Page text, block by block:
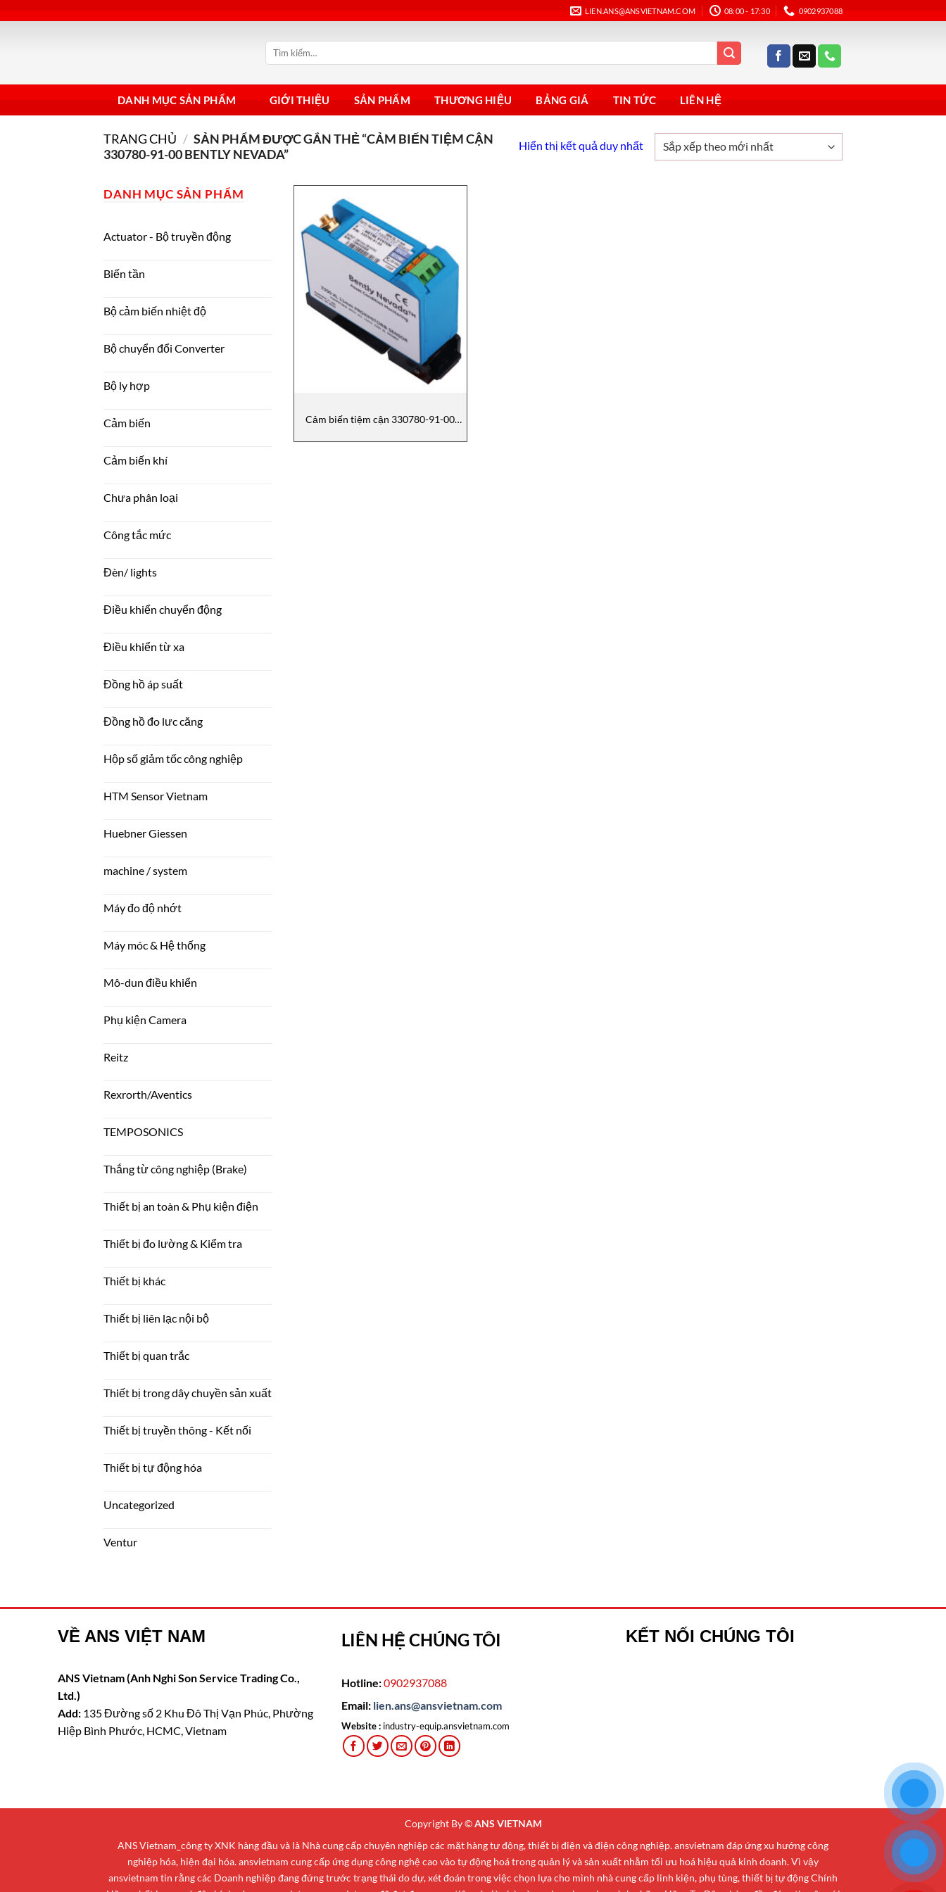
qua
LIEN.ANS@ANSVIETNAM.COM 08:00 - 17:30 0902937088
Tìm
kiếm:
DANH MỤC SẢN PHẨM GIỚI THIỆU SẢN PHẨM THƯƠNG HIỆU BẢNG GIÁ TIN TỨC LIÊN HỆ
TRANG CHỦ / SẢN PHẨM ĐƯỢC GẮN THẺ “CẢM BIẾN TIỆM CẬN
330780-91-00 BENTLY NEVADA”
Hiển thị kết quả duy nhất
DANH MỤC SẢN PHẨM
Actuator - Bộ truyền động
Biến tần
Bộ cảm biến nhiệt độ
Bộ chuyển đổi Converter
Bộ ly hợp
Cảm biến
Cảm biến khí
Chưa phân loại
Công tắc mức
Đèn/ lights
Điều khiển chuyển động
Điều khiển từ xa
Đồng hồ áp suất
Đồng hồ đo lưc căng
Hộp số giảm tốc công nghiệp
HTM Sensor Vietnam
Huebner Giessen
machine / system
Máy đo độ nhớt
Máy móc & Hệ thống
Mô-dun điều khiển
Phụ kiện Camera
Reitz
Rexrorth/Aventics
TEMPOSONICS
Thắng từ công nghiệp (Brake)
Thiết bị an toàn & Phụ kiện điện
Thiết bị đo lường & Kiểm tra
Thiết bị khác
Thiết bị liên lạc nội bộ
Thiết bị quan trắc
Thiết bị trong dây chuyền sản xuất
Thiết bị truyền thông - Kết nối
Thiết bị tự động hóa
Uncategorized
Ventur
Cảm biến tiệm cận 330780-91-00
VỀ ANS VIỆT NAM
ANS Vietnam (Anh Nghi Son Service Trading Co.,
Ltd.)
Add: 135 Đường số 2 Khu Đô Thị Vạn Phúc, Phường
Hiệp Bình Phước, HCMC, Vietnam
LIÊN HỆ CHÚNG TÔI
Hotline:0902937088
Email: lien.ans@ansvietnam.com
Website : industry-equip.ansvietnam.com
KẾT NỐI CHÚNG TÔI
Copyright By ©ANS VIETNAM
ANS Vietnam_công ty XNK hàng đầu và là Nhà cung cấp chuyên nghiệp các mặt hàng tự động, thiết bị điện và điện công nghiệp. ansvietnam đáp ứng xu hướng công
nghiệp hóa, hiện đại hóa. ansvietnam cung cấp ứng dụng công nghệ cao vào tự động hoá trong quản lý và sản xuất nhằm tối ưu hoá hiệu quả kinh doanh. Vì vậy
ansvietnam tin rằng các Doanh nghiệp đang đứng trước trạng thái do dự, xét đoán trong việc chọn lựa cho mình nhà cung cấp linh kiện, phụ tùng, thiết bị tự động Chính